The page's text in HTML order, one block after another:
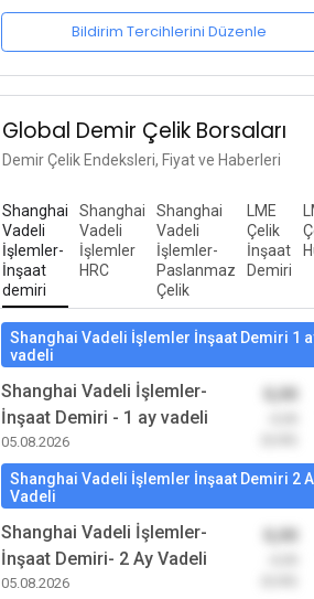
Bildirim Tercihlerini Düzenle
Global Demir Çelik Borsaları
Demir Çelik Endeksleri, Fiyat ve Haberleri
Shanghai
Vadeli
İşlemler-
İnşaat
demiri
Shanghai
Vadeli
İşlemler
HRC
Shanghai
Vadeli
İşlemler-
Paslanmaz
Çelik
LME
Çelik
İnşaat
Demiri
Shanghai Vadeli İşlemler İnşaat Demiri 1
vadeli
Shanghai Vadeli İşlemler-
İnşaat Demiri - 1 ay vadeli
05.08.2026
0,00
Shanghai Vadeli İşlemler İnşaat Demiri 2
Vadeli
Shanghai Vadeli İşlemler-
İnşaat Demiri- 2 Ay Vadeli
05.08.2026
0,00